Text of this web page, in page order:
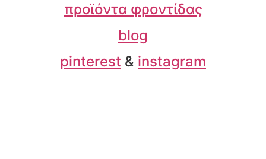
προϊόντα φροντίδας
blog
pinterest & instagram